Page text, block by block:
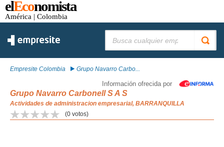
elEconomista
América | Colombia
Empresite Colombia Grupo Navarro Carbo...
Información ofrecida por
Grupo Navarro Carbonell S A S
Actividades de administracion empresarial, BARRANQUILLA
(0 votos)